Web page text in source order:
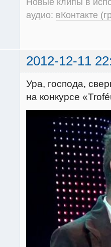
аудио: вКонтакте
2012-12-11
Ура, господа,
на конкурсе